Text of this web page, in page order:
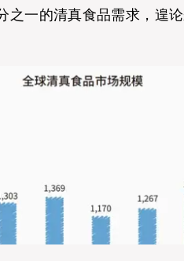
之一的清真食品需求，遑